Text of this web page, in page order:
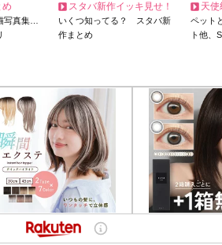
め
写真集…
スタバ新作イッキ見せ！
いくつ知ってる？ スタバ新
作まとめ
天
ペット
ト他、